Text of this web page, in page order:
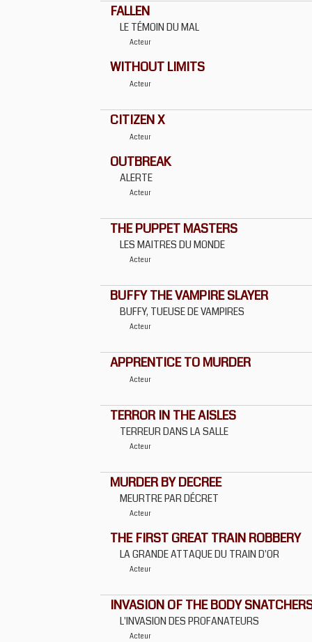
FALLEN
LE TÉMOIN DU MAL
Acteur
WITHOUT LIMITS
Acteur
CITIZEN X
Acteur
OUTBREAK
ALERTE
Acteur
THE PUPPET MASTERS
LES MAITRES DU MONDE
Acteur
BUFFY THE VAMPIRE SLAYER
BUFFY, TUEUSE DE VAMPIRES
Acteur
APPRENTICE TO MURDER
Acteur
TERROR IN THE AISLES
TERREUR DANS LA SALLE
Acteur
MURDER BY DECREE
MEURTRE PAR DÉCRET
Acteur
THE FIRST GREAT TRAIN ROBBERY
LA GRANDE ATTAQUE DU TRAIN D'OR
Acteur
INVASION OF THE BODY
L'INVASION DES PROFANATEURS
Acteur